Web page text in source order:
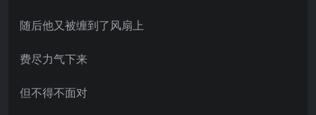
随后他又被缠到了风扇上
费尽力气下来
但不得不面对